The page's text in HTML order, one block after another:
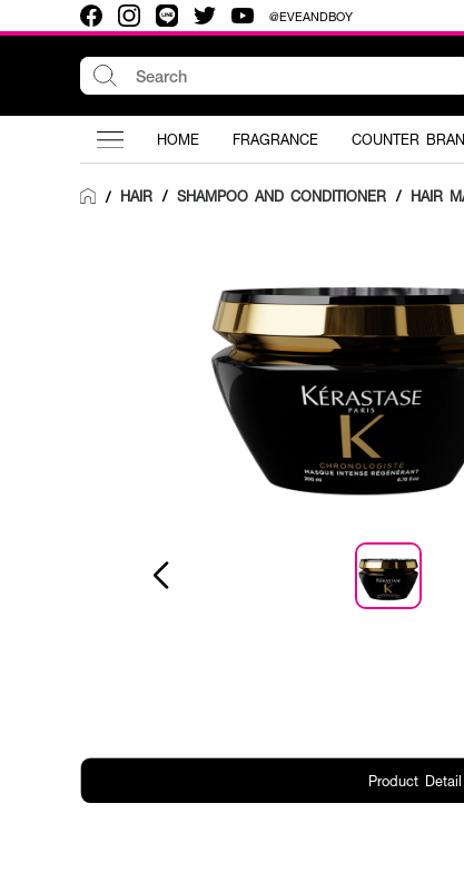
@EVEANDBOY
HOME FRAGRANCE COUNTER
/ HAIR / SHAMPOO AND CONDITIONER / HAIR
Product Detail